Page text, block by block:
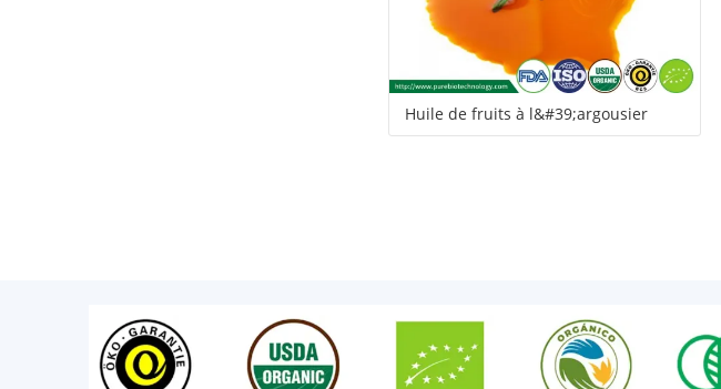
Huile de fruits à l&#39;argousier